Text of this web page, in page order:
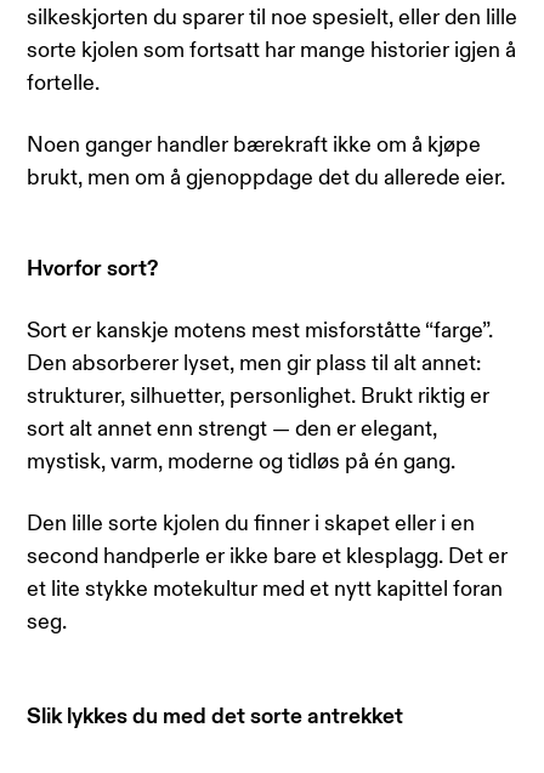
silkeskjorten du sparer til noe spesielt, eller den lille
sorte kjolen som fortsatt har mange historier igjen å
fortelle.
Noen ganger handler bærekraft ikke om å kjøpe
brukt, men om å gjenoppdage det du allerede eier.
Hvorfor sort?
Sort er kanskje motens mest misforståtte “farge”.
Den absorberer lyset, men gir plass til alt annet:
strukturer, silhuetter, personlighet. Brukt riktig er
sort alt annet enn strengt — den er elegant,
mystisk, varm, moderne og tidløs på én gang.
Den lille sorte kjolen du finner i skapet eller i en
second handperle er ikke bare et klesplagg. Det er
et lite stykke motekultur med et nytt kapittel foran
seg.
Slik lykkes du med det sorte antrekket